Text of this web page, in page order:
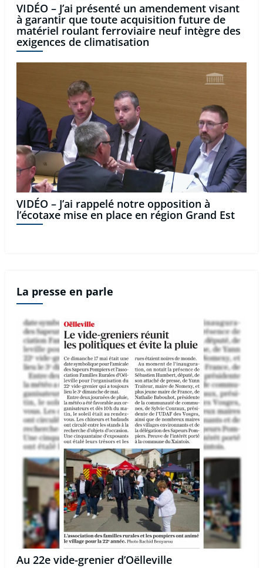
VIDÉO – J’ai présenté un amendement visant
à garantir que toute acquisition future de
matériel roulant ferroviaire neuf intègre des
exigences de climatisation
VIDÉO – J’ai rappelé notre opposition à
l’écotaxe mise en place en région Grand Est
La presse en parle
Au 22e vide-grenier d’Oëlleville